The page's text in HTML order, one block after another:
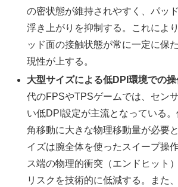
の密状態が維持されやすく、パッ
浮き上がりを抑制する。これによ
ッド面の接触状態が常に一定に保
現性が上する。
大型サイズによる低DPI環境での
代のFPSやTPSゲームでは、セン
い低DPI設定が主流となっている
角移動に大きな物理移動量が必要
イズは腕全体を使ったスイープ操
ス端の物理的衝突（エンドヒット
リスクを技術的に低減する。また